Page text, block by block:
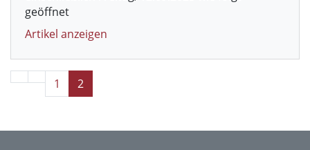
geöffnet
Artikel anzeigen
1 2